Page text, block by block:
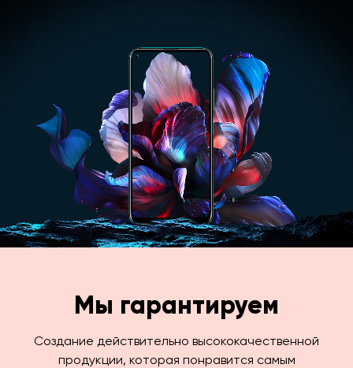
Мы гарантируем
Создание действительно высококачественной
продукции, которая понравится самым